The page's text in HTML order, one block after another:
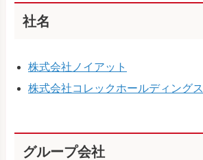
社名
株式会社ノイアット
株式会社コレックホールディングス
グループ会社